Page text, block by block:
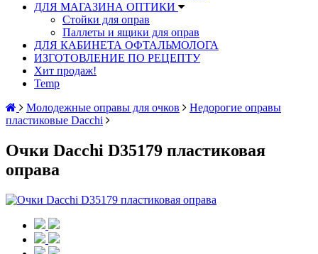
ДЛЯ МАГАЗИНА ОПТИКИ
Стойки для оправ
Паллеты и ящики для оправ
ДЛЯ КАБИНЕТА ОФТАЛЬМОЛОГА
ИЗГОТОВЛЕНИЕ ПО РЕЦЕПТУ
Хит продаж!
Temp
Молодежные оправы для очков
Недорогие оправы
пластиковые Dacchi
Очки Dacchi D35179 пластиковая
оправа